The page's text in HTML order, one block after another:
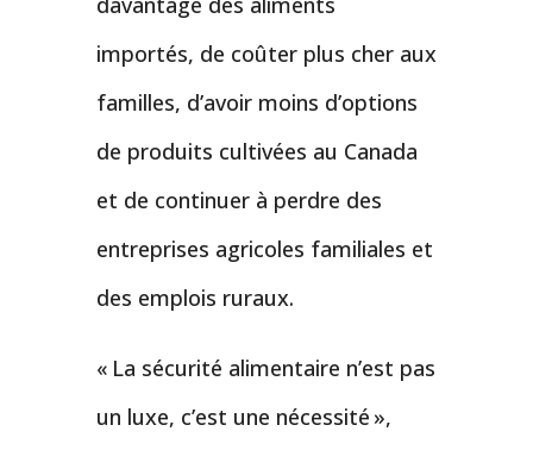
importés, de coûter plus cher aux
familles, d’avoir moins d’options
de produits cultivées au Canada
et de continuer à perdre des
entreprises agricoles familiales et
des emplois ruraux.
« La sécurité alimentaire n’est pas
un luxe, c’est une nécessité »,